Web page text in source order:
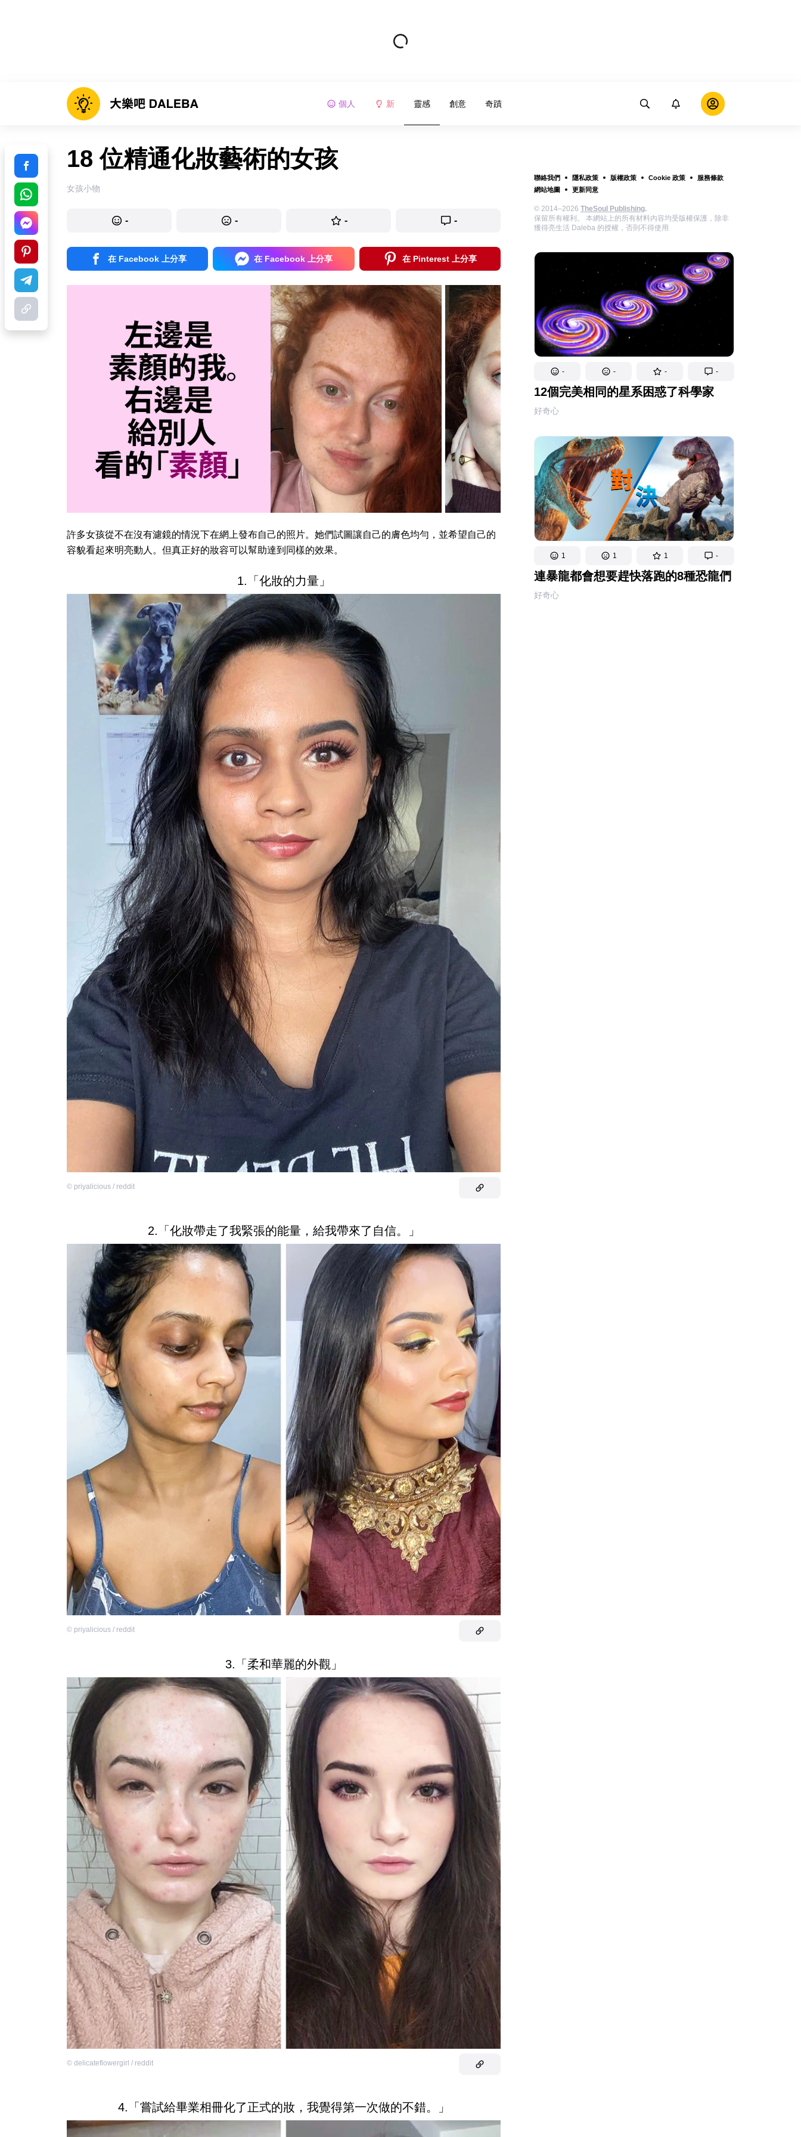
個人 新 靈感 創意 奇蹟
聯絡我們 隱私政策 版權政策 Cookie 政策
服務條款
網站地圖
更新同意
© 2014–2026 TheSoul Publishing.
保留所有權利。 本網站上的所有材料內容均受版權保護，除非
獲得亮生活 Daleba 的授權，否則不得使用
- - - -
12個完美相同的星系困惑了科學家
好奇心
1 1 1 -
連暴龍都會想要趕快落跑的8種恐龍們
好奇心
18 位精通化妝藝術的女孩
女孩小物
- - - -
在 Facebook 上分享 在 Facebook 上分享 在 Pinterest 上分享
許多女孩從不在沒有濾鏡的情況下在網上發布自己的照片。她們試圖讓自己的膚色均勻，並希望自己的
容貌看起來明亮動人。但真正好的妝容可以幫助達到同樣的效果。
1.「化妝的力量」
© priyalicious / reddit
2.「化妝帶走了我緊張的能量，給我帶來了自信。」
© priyalicious / reddit
3.「柔和華麗的外觀」
© delicateflowergirl / reddit
4.「嘗試給畢業相冊化了正式的妝，我覺得第一次做的不錯。」